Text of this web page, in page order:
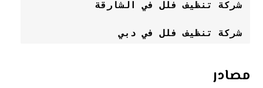
شركة تنظيف فلل في الشارقة
شركة تنظيف فلل في دبي
مصادر